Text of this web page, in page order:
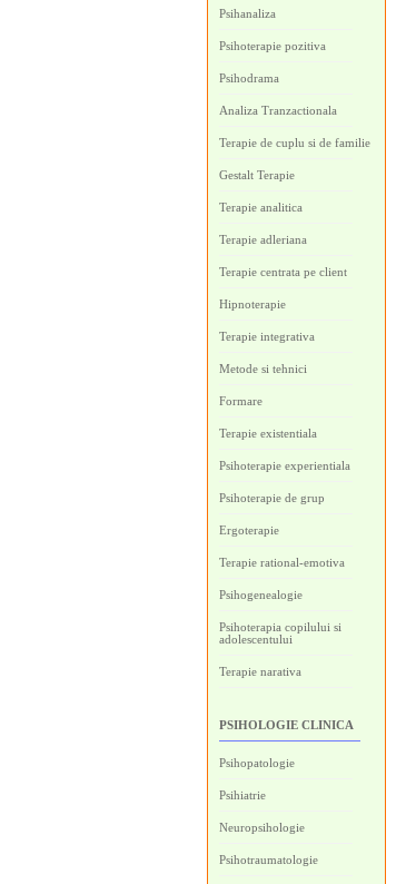
Psihanaliza
Psihoterapie pozitiva
Psihodrama
Analiza Tranzactionala
Terapie de cuplu si de familie
Gestalt Terapie
Terapie analitica
Terapie adleriana
Terapie centrata pe client
Hipnoterapie
Terapie integrativa
Metode si tehnici
Formare
Terapie existentiala
Psihoterapie experientiala
Psihoterapie de grup
Ergoterapie
Terapie rational-emotiva
Psihogenealogie
Psihoterapia copilului si
adolescentului
Terapie narativa
PSIHOLOGIE CLINICA
Psihopatologie
Psihiatrie
Neuropsihologie
Psihotraumatologie